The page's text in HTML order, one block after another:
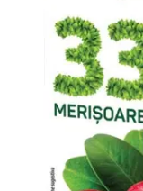
Numerologie
Paranormal
Parapsihologie
Ramtha
ReConnect
Religie